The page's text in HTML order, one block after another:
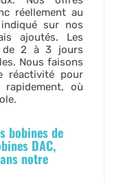
réellement au
sur nos
ajoutés. Les
de 2 à 3 jours
Nous faisons
réactivité pour
où
bobines de
DAC,
notre